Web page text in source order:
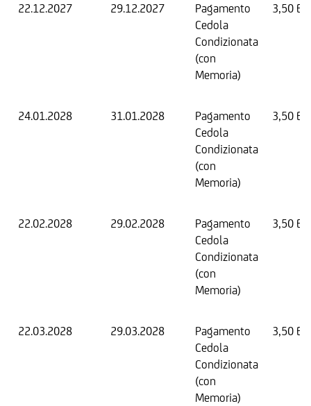
22.12.2027 29.12.2027
Pagamento
Cedola
Condizionata
(con
Memoria)
3,50
24.01.2028 31.01.2028
Pagamento
Cedola
Condizionata
(con
Memoria)
3,50
22.02.2028 29.02.2028
Pagamento
Cedola
Condizionata
(con
Memoria)
3,50
22.03.2028 29.03.2028
Pagamento
Cedola
Condizionata
(con
Memoria)
3,50